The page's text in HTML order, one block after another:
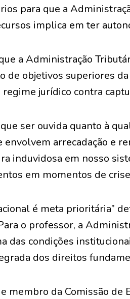
para que a
implica em ter
a Administração
de objetivos superiores
regime jurídico contra
ser ouvida quanto à
arrecadação e
induvidosa em nosso
em momentos de
é meta prioritária”
o professor, a
das condições
dos direitos
membro da Comissão